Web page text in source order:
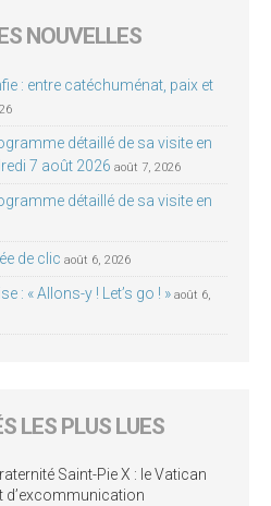
NOUVELLES
: entre catéchuménat, paix et
détaillé de sa visite en
7 août 2026 août 7, 2026
détaillé de sa visite en
de clic août 6, 2026
: « Allons-y ! Let’s go ! » août 6,
LES PLUS LUES
Saint-Pie X : le Vatican
d’excommunication